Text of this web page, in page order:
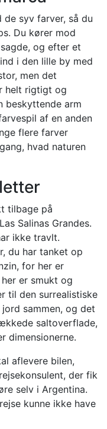
syv farver, så du
Du kører mod
og efter et
i den lille by med
men det
helt rigtigt og
beskyttende arm
af en anden
flere farver
hvad naturen
tilbage på
Salinas Grandes.
ikke travlt.
du har tanket op
for her er
er smukt og
til den surrealistiske
sammen, og det
saltoverflade,
dimensionerne.
aflevere bilen,
der fik
selv i Argentina.
kunne ikke have